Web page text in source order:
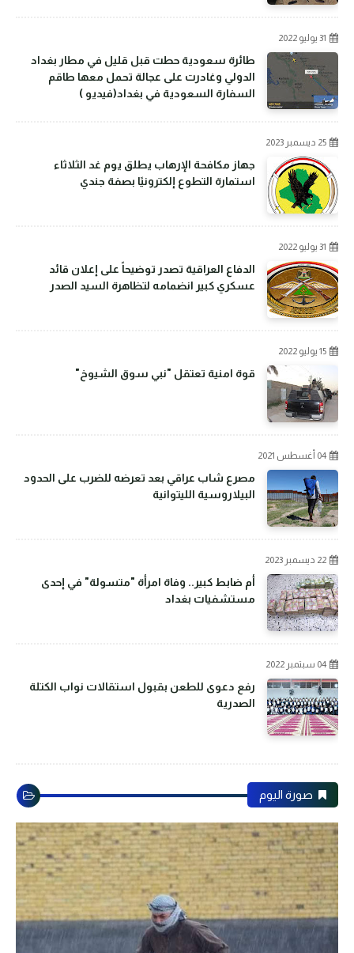
31 يوليو 2022
طائرة سعودية حطت قبل قليل في مطار بغداد
الدولي وغادرت على عجالة تحمل معها طاقم
السفارة السعودية في بغداد(فيديو )
25 ديسمبر 2023
جهاز مكافحة الإرهاب يطلق يوم غد الثلاثاء
استمارة التطوع إلكترونيًا بصفة جندي
31 يوليو 2022
الدفاع العراقية تصدر توضيحاً على إعلان قائد
عسكري كبير انضمامه لتظاهرة السيد الصدر
15 يوليو 2022
قوة امنية تعتقل "نبي سوق الشيوخ"
04 أغسطس 2021
مصرع شاب عراقي بعد تعرضه للضرب على الحدود
البيلاروسية الليتوانية
22 ديسمبر 2023
أم ضابط كبير.. وفاة امرأة "متسولة" في إحدى
مستشفيات بغداد
04 سبتمبر 2022
رفع دعوى للطعن بقبول استقالات نواب الكتلة
الصدرية
صورة اليوم